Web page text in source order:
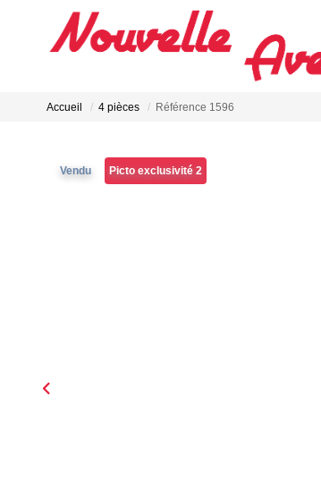
Accueil 4 pièces Référence 1596
Vendu Picto exclusivité 2